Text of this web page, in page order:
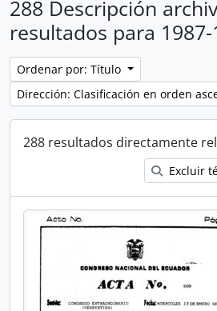
288 Descripción
resultados para 1987-
Ordenar por: Título
Dirección: Clasificación en orden
288 resultados directamente
Excluir